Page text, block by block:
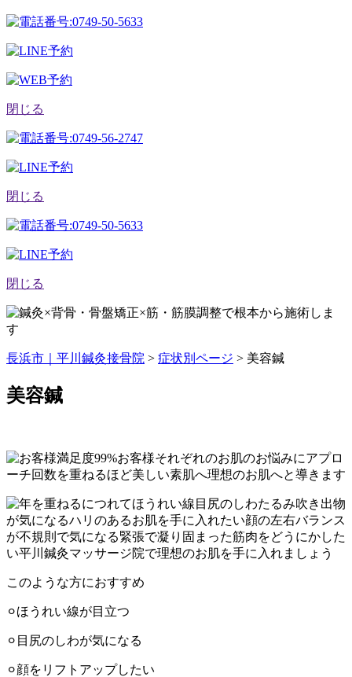
閉じる
閉じる
閉じる
長浜市｜平川鍼灸接骨院 > 症状別ページ > 美容鍼
美容鍼
このような方におすすめ
⚪︎ほうれい線が目立つ
⚪︎目尻のしわが気になる
⚪︎顔をリフトアップしたい